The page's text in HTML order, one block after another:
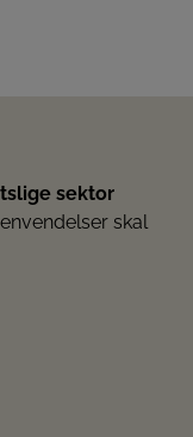
sektor
skal